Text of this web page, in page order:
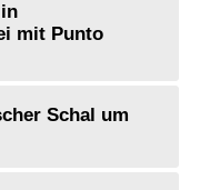
mit Punto
Schal um